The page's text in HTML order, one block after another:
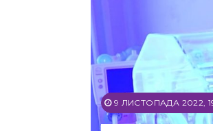
9 ЛИСТОПАДА 2022,